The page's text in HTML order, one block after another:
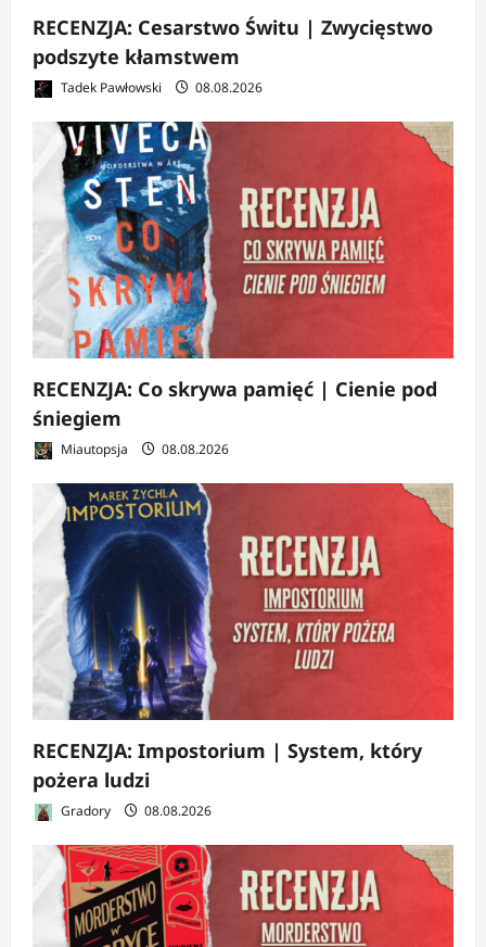
RECENZJA: Cesarstwo Świtu | Zwycięstwo
podszyte kłamstwem
Tadek Pawłowski 08.08.2026
RECENZJA: Co skrywa pamięć | Cienie pod
śniegiem
Miautopsja 08.08.2026
RECENZJA: Impostorium | System, który
pożera ludzi
Gradory 08.08.2026